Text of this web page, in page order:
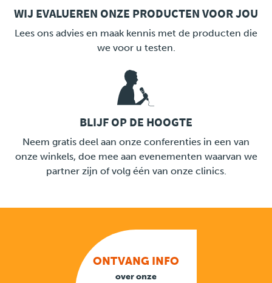
WIJ EVALUEREN ONZE PRODUCTEN VOOR JOU
Lees ons advies en maak kennis met de producten die
we voor u testen.
BLIJF OP DE HOOGTE
Neem gratis deel aan onze conferenties in een van
onze winkels, doe mee aan evenementen waarvan we
partner zijn of volg één van onze clinics.
ONTVANG INFO
over onze